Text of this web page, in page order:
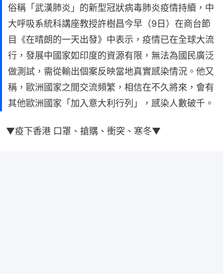
俗稱「武漢肺炎」的新型冠狀病毒肺炎疫情持續，中
大呼吸系統科講座教授許樹昌今早（9日）在商台節
目《在晴朗的一天出發》中表示，疫情已在全球大流
行，發展中國家如印度的資源有限，無法為國民廣泛
做測試，需從輸出個案反映當地真實感染情況。他又
稱，歐洲國家之間交流頻繁，相信在不久將來，會有
其他歐洲國家「加入意大利行列」，感染人數破千。
▼疫下香港 口罩、搶購、衝突、寒冬▼